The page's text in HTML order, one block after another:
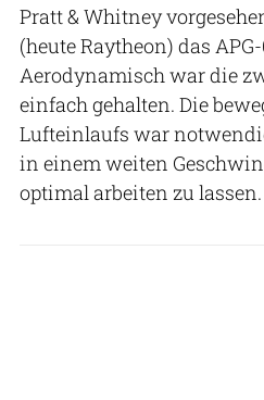
Pratt & Whitney
(heute Raytheon) das
Aerodynamisch war die
einfach gehalten. Die
Lufteinlaufs war
in einem weiten
optimal arbeiten zu lassen.